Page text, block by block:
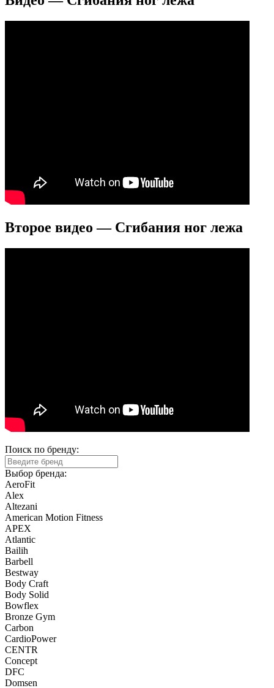
Второе видео — Сгибания ног лежа
Поиск по бренду:
Выбор бренда:
AeroFit
Alex
Altezani
American Motion Fitness
APEX
Atlantic
Bailih
Barbell
Bestway
Body Craft
Body Solid
Bowflex
Bronze Gym
Carbon
CardioPower
CENTR
Concept
DFC
Domsen